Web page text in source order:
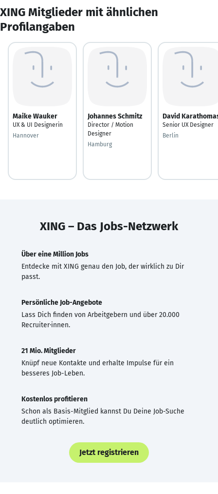
XING Mitglieder mit ähnlichen
Profilangaben
Maike Wauker
UX & UI Designerin
Hannover
Johannes Schmitz
Director / Motion
Designer
Hamburg
David
Senior UX Designer
Berlin
XING – Das Jobs-Netzwerk
Über eine Million Jobs
Entdecke mit XING genau den Job, der wirklich zu Dir
passt.
Persönliche Job-Angebote
Lass Dich finden von Arbeitgebern und über 20.000
Recruiter·innen.
21 Mio. Mitglieder
Knüpf neue Kontakte und erhalte Impulse für ein
besseres Job-Leben.
Kostenlos profitieren
Schon als Basis-Mitglied kannst Du Deine Job-Suche
deutlich optimieren.
Jetzt registrieren